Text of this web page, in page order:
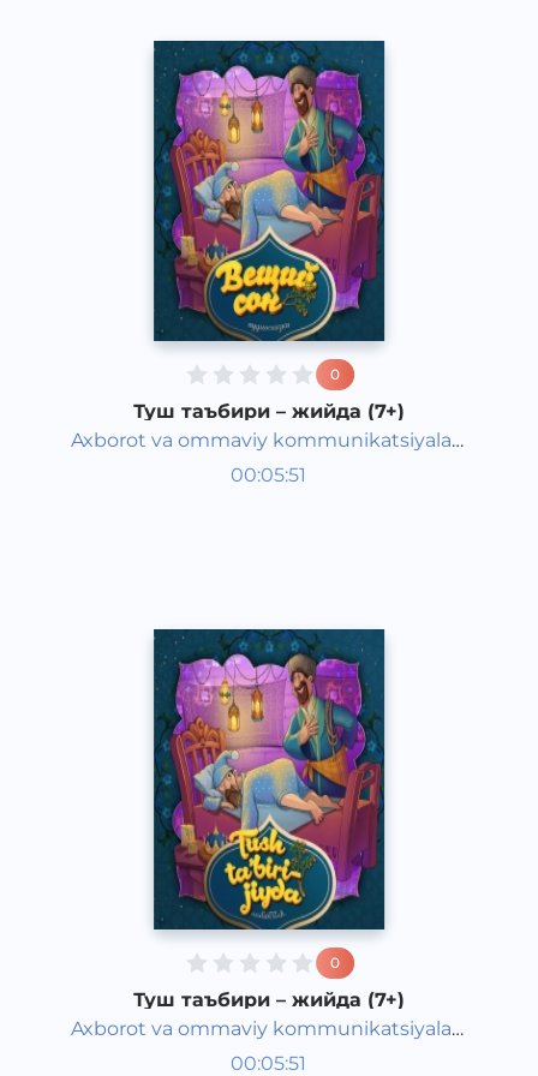
0
Туш таъбири – жийда (7+)
Axborot va ommaviy kommunikatsiyalar
agentligi va Maktabgacha ta&#039;lim
00:05:51
Жаҳон халқ эртаклари
0
Туш таъбири – жийда (7+)
Axborot va ommaviy kommunikatsiyalar
agentligi va Maktabgacha ta&#039;lim
00:05:51
Жаҳон халқ эртаклари